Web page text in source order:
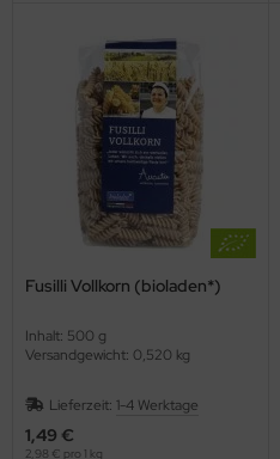
Fusilli Vollkorn (bioladen*)
Inhalt: 500 g
Versandgewicht: 0,520 kg
Lieferzeit: 1-4 Werktage
1,49 €
2,98 € pro 1 kg